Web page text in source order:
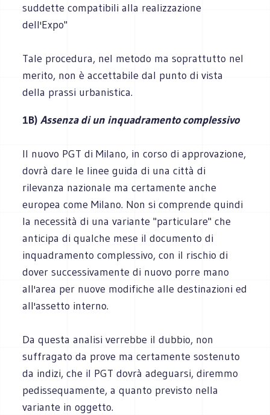
suddette compatibili alla realizzazione
dell'Expo"
Tale procedura, nel metodo ma soprattutto nel
merito, non è accettabile dal punto di vista
della prassi urbanistica.
1B)Assenza di un inquadramento complessivo
Il nuovo PGT di Milano, in corso di approvazione,
dovrà dare le linee guida di una città di
rilevanza nazionale ma certamente anche
europea come Milano. Non si comprende quindi
la necessità di una variante "particulare" che
anticipa di qualche mese il documento di
inquadramento complessivo, con il rischio di
dover successivamente di nuovo porre mano
all'area per nuove modifiche alle destinazioni ed
all'assetto interno.
Da questa analisi verrebbe il dubbio, non
suffragato da prove ma certamente sostenuto
da indizi, che il PGT dovrà adeguarsi, diremmo
pedissequamente, a quanto previsto nella
variante in oggetto.